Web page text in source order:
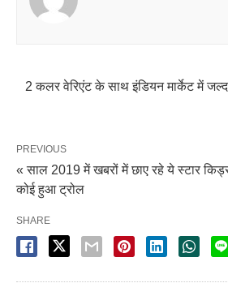
2 कलर वेरिएंट के साथ इंडियन मार्केट में
PREVIOUS
« साल 2019 में खबरों में छाए रहे ये स्टार
कोई हुआ ट्रोल
SHARE